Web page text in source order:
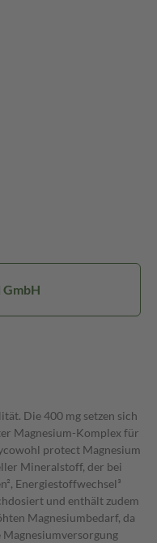
Die 400 mg setzen sich
Magnesium-Komplex für
protect Magnesium
Mineralstoff, der bei
Energiestoffwechsel³
und enthält zudem
Magnesiumbedarf, da